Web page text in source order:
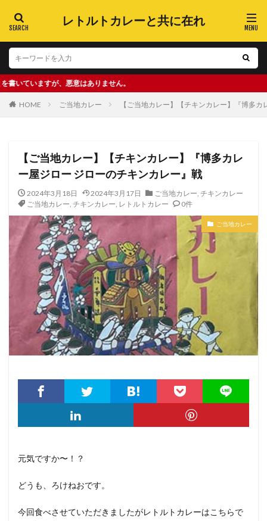
レトルトカレーと共に在れ
、悪意はありません。
HOME ご当地カレー 【ご当地カレー】【チキンカレー】『博多
【ご当地カレー】【チキンカレー】『博多カレ
ー屋ジロー ジローのチキンカレー』戦
2024年3月18日 2024年3月17日 ご当地カレー, チキンカレー
ご当地カレー, チキンカレー, レトルトカレー 0件
ご当地カレー
元気ですか〜！？
どうも、ろけねおです。
今回食べさせていただきましたがレトルトカレーはこちらで